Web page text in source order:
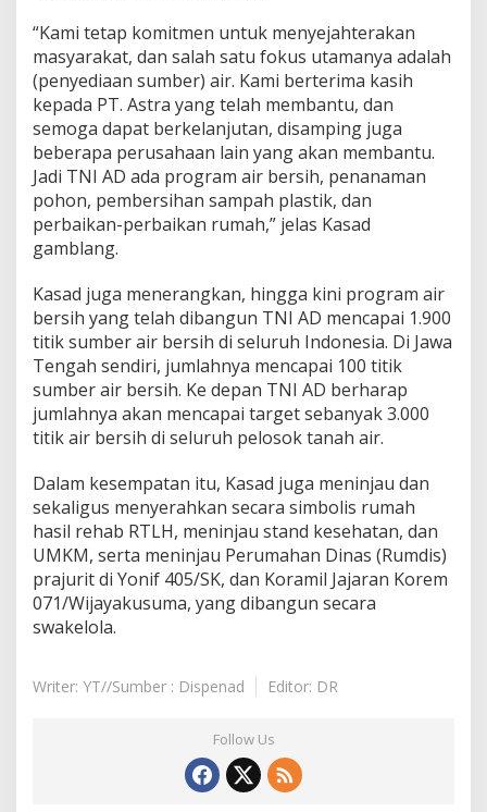
“Kami tetap komitmen untuk menyejahterakan
masyarakat, dan salah satu fokus utamanya adalah
(penyediaan sumber) air. Kami berterima kasih
kepada PT. Astra yang telah membantu, dan
semoga dapat berkelanjutan, disamping juga
beberapa perusahaan lain yang akan membantu.
Jadi TNI AD ada program air bersih, penanaman
pohon, pembersihan sampah plastik, dan
perbaikan-perbaikan rumah,” jelas Kasad
gamblang.
Kasad juga menerangkan, hingga kini program air
bersih yang telah dibangun TNI AD mencapai 1.900
titik sumber air bersih di seluruh Indonesia. Di Jawa
Tengah sendiri, jumlahnya mencapai 100 titik
sumber air bersih. Ke depan TNI AD berharap
jumlahnya akan mencapai target sebanyak 3.000
titik air bersih di seluruh pelosok tanah air.
Dalam kesempatan itu, Kasad juga meninjau dan
sekaligus menyerahkan secara simbolis rumah
hasil rehab RTLH, meninjau stand kesehatan, dan
UMKM, serta meninjau Perumahan Dinas (Rumdis)
prajurit di Yonif 405/SK, dan Koramil Jajaran Korem
071/Wijayakusuma, yang dibangun secara
swakelola.
Writer: YT//Sumber : Dispenad Editor: DR
Follow Us